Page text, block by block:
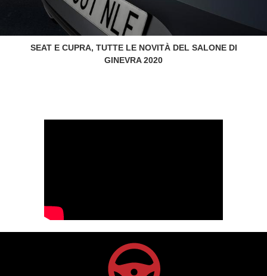
SEAT E CUPRA, TUTTE LE NOVITÀ DEL SALONE DI
GINEVRA 2020